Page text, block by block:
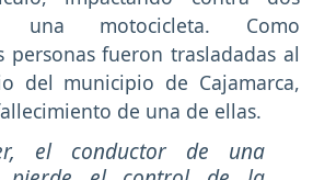
una motocicleta. Como
personas fueron trasladadas al
del municipio de Cajamarca,
de una de ellas.
el conductor de una